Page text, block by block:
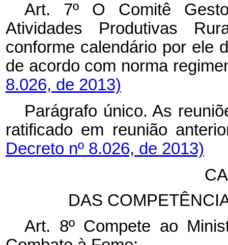
Art. 7º O Comitê
Atividades Produtivas
conforme calendário por ele
de acordo com norma
8.026, de 2013)
Parágrafo único. As
ratificado em reunião
Decreto nº 8.026, de 2013)
DAS
Art. 8º Compete ao